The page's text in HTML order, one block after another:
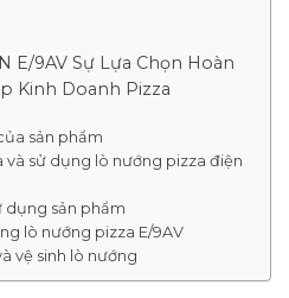
E/9AV Sự Lựa Chọn Hoàn
Kinh Doanh Pizza
sản phẩm
và sử dụng lò nướng pizza điện
sản phẩm
lò nướng pizza E/9AV
vệ sinh lò nướng